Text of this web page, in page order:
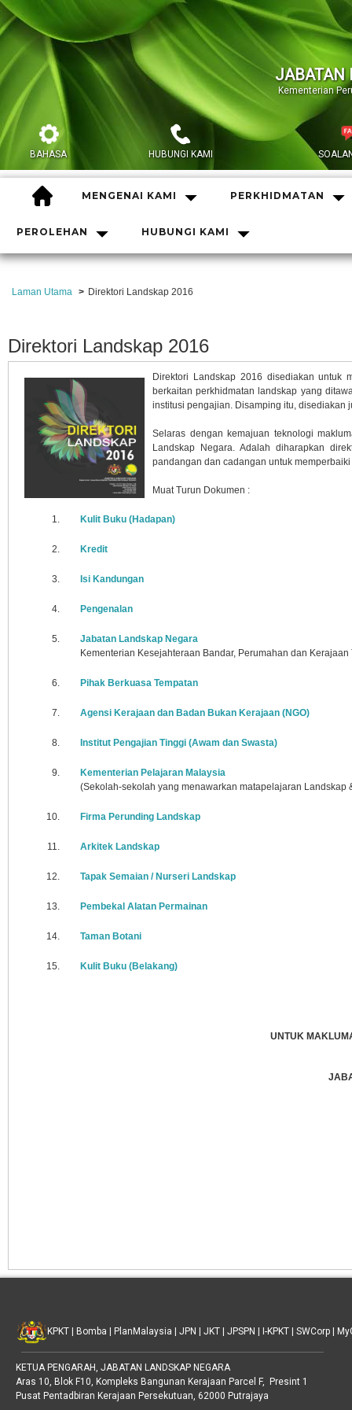
JABATAN
Kementerian
BAHASA HUBUNGI KAMI
HOME MENGENAI KAMI PERKHIDMATAN
PEROLEHAN HUBUNGI KAMI
Laman Utama Direktori Landskap 2016
Direktori Landskap 2016
Direktori Landskap 2016 disediakan untuk
berkaitan perkhidmatan landskap yang
institusi pengajian. Disamping itu, disediakan
Selaras dengan kemajuan teknologi
Landskap Negara. Adalah diharapkan
pandangan dan cadangan untuk
Muat Turun Dokumen :
1. Kulit Buku (Hadapan)
2. Kredit
3. Isi Kandungan
4. Pengenalan
5.
Jabatan Landskap Negara
Kementerian Kesejahteraan Bandar, Perumahan dan Kerajaan
6. Pihak Berkuasa Tempatan
7. Agensi Kerajaan dan Badan Bukan Kerajaan (NGO)
8. Institut Pengajian Tinggi (Awam dan Swasta)
9.
Kementerian Pelajaran Malaysia
(Sekolah-sekolah yang menawarkan matapelajaran Landskap
10. Firma Perunding Landskap
11. Arkitek Landskap
12. Tapak Semaian / Nurseri Landskap
13. Pembekal Alatan Permainan
14. Taman Botani
15. Kulit Buku (Belakang)
UNTUK
KPKT Bomba PlanMalaysia JPN JKT JPSPN I-KPKT SWCorp
KETUA PENGARAH, JABATAN LANDSKAP NEGARA
Aras 10, Blok F10, Kompleks Bangunan Kerajaan Parcel F, Presint 1
Pusat Pentadbiran Kerajaan Persekutuan, 62000 Putrajaya